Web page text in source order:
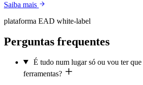
Saiba mais
plataforma EAD white-label
Perguntas frequentes
É tudo num lugar só ou vou ter
ferramentas?